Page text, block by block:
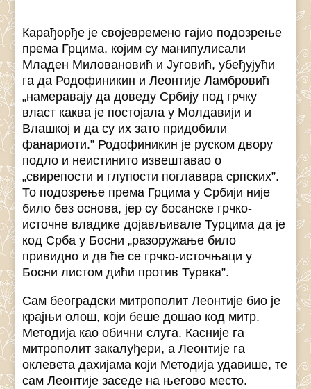
Карађорђе је својевремено гајио подозрење
према Грцима, којим су манипулисали
Младен Миловановић и Југовић, убеђујући
га да Родофиникин и Леонтије Ламбровић
„намеравају да доведу Србију под грчку
власт каква је постојала у Молдавији и
Влашкој и да су их зато придобили
фанариоти.” Родофиникин је руском двору
подло и неистинито извештавао о
„свирепости и глупости поглавара српских”.
То подозрење према Грцима у Србији није
било без основа, јер су босанске грчко-
источне владике дојављивале Турцима да је
код Срба у Босни „разоружање било
привидно и да ће се грчко-источњаци у
Босни листом дићи против Турака”.
Сам београдски митрополит Леонтије био је
крајњи олош, који беше дошао код митр.
Методија као обични слуга. Касније га
митрополит закалуђери, а Леонтије га
оклевета дахијама који Методија удавише, те
сам Леонтије заседе на његово место.